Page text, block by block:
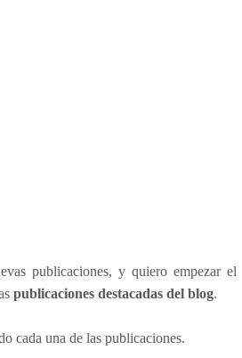
publicaciones, y quiero empezar el
publicaciones destacadas del blog.
cada una de las publicaciones.